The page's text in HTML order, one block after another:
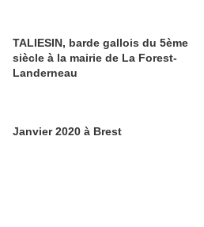
TALIESIN, barde gallois du 5ème
siècle à la mairie de La Forest-
Landerneau
Janvier 2020 à Brest